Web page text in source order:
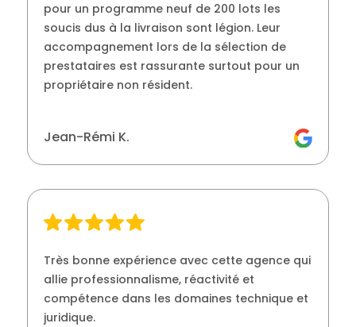
pour un programme neuf de 200 lots les
soucis dus à la livraison sont légion. Leur
accompagnement lors de la sélection de
prestataires est rassurante surtout pour un
propriétaire non résident.
Jean-Rémi K.
Très bonne expérience avec cette agence qui
allie professionnalisme, réactivité et
compétence dans les domaines technique et
juridique.